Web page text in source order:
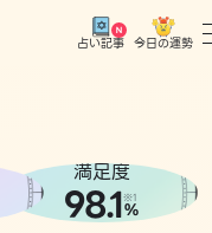
占い記事 今日の運勢
満足度
98.1※1
%